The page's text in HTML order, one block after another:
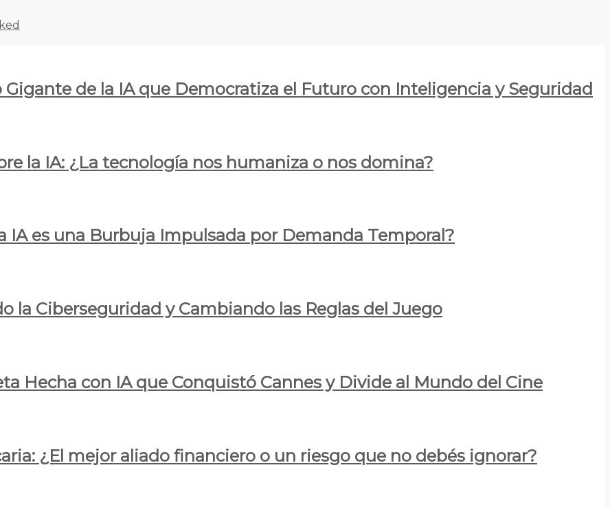
de la IA que Democratiza el Futuro con Inteligencia y Seguridad
la IA: ¿La tecnología nos humaniza o nos domina?
IA es una Burbuja Impulsada por Demanda Temporal?
la Ciberseguridad y Cambiando las Reglas del Juego
Hecha con IA que Conquistó Cannes y Divide al Mundo del Cine
¿El mejor aliado financiero o un riesgo que no debés ignorar?